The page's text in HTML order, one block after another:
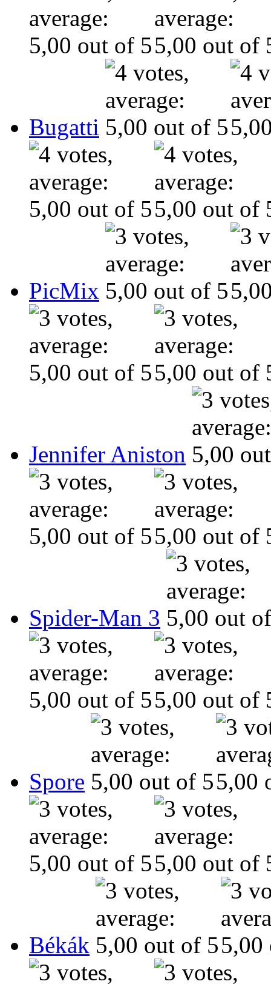
Bugatti
PicMix
Jennifer Aniston
Spider-Man 3
Spore
Békák